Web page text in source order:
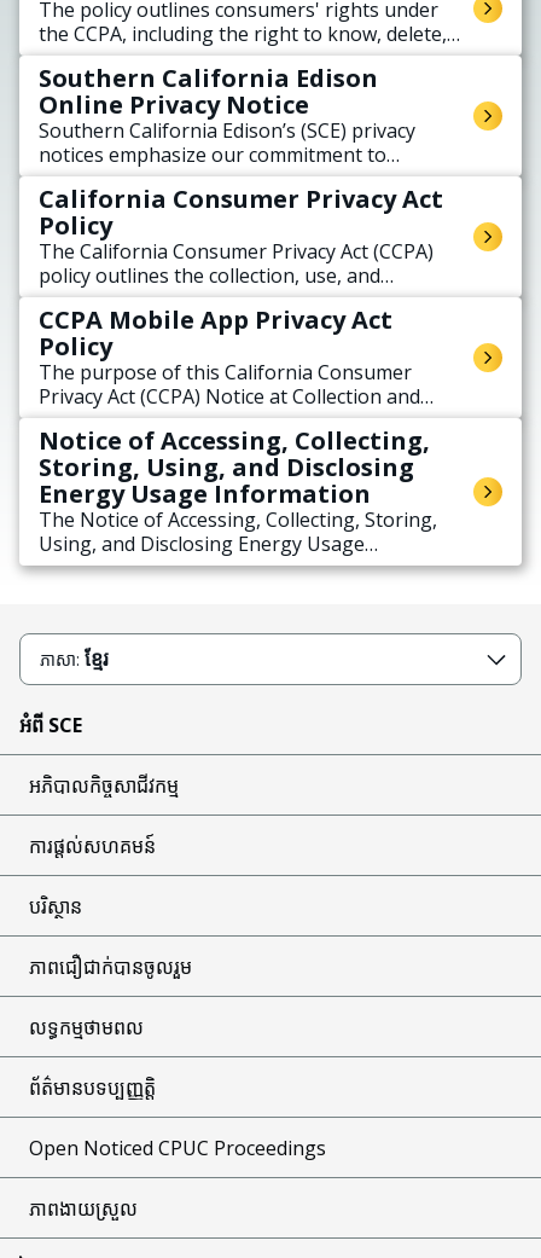
The policy outlines consumers' rights under
the CCPA, including the right to know, delete,
correct, and opt-out of the sale or sharing of
their personal information, and provides
instructions on how to exercise these rights.
Southern California Edison
Online Privacy Notice
Southern California Edison’s (SCE) privacy
notices emphasize our commitment to
protecting personal information and how SCE
collects, uses, shares, and stores personal
data, including energy usage information.
California Consumer Privacy Act
Policy
The California Consumer Privacy Act (CCPA)
policy outlines the collection, use, and
disclosure of personal information of
California residents.
CCPA Mobile App Privacy Act
Policy
The purpose of this California Consumer
Privacy Act (CCPA) Notice at Collection and
privacy policy, is to provide timely notice, at or
before the point of collection practices and the
rights of Consumers regarding their Personal
Information.
Notice of Accessing, Collecting,
Storing, Using, and Disclosing
Energy Usage Information
The Notice of Accessing, Collecting, Storing,
Using, and Disclosing Energy Usage
Information applies to you if you receive
your Energy Usage Information.
ភាសា: ខ្មែរ
អំពី SCE
អភិបាលកិច្ចសាជីវកម្ម
ការផ្តល់សហគមន៍
បរិស្ថាន
ភាពជឿជាក់បានចូលរួម
លទ្ធកម្មថាមពល
ព័ត៌មានបទប្បញ្ញត្តិ
Open Noticed CPUC Proceedings
ភាពងាយស្រួល